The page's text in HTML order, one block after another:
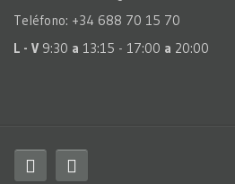
Teléfono: +34 688 70 15 70
L - V 9:30 a 13:15 - 17:00 a 20:00